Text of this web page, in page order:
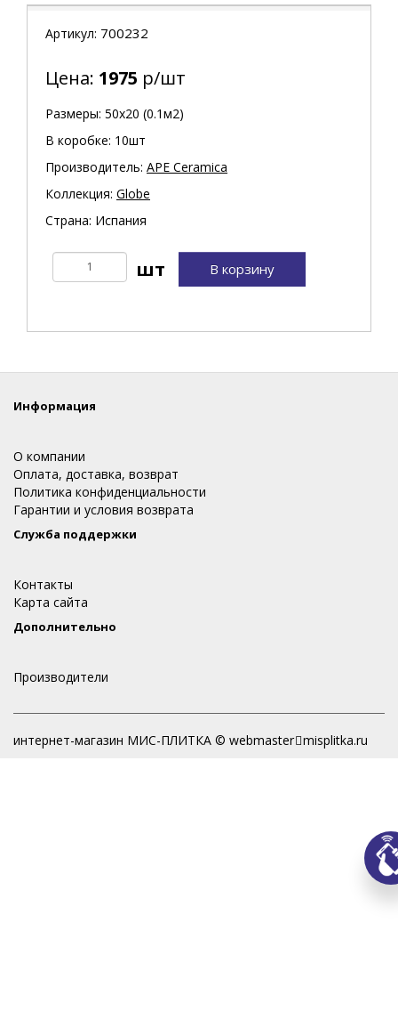
Артикул: 700232
Цена: 1975 р/шт
Размеры: 50х20 (0.1м2)
В коробке: 10шт
Производитель: APE Ceramica
Коллекция: Globe
Страна: Испания
В корзину
Информация
О компании
Оплата, доставка, возврат
Политика конфиденциальности
Гарантии и условия возврата
Служба поддержки
Контакты
Карта сайта
Дополнительно
Производители
интернет-магазин МИС-ПЛИТКА © webmaster misplitka.ru